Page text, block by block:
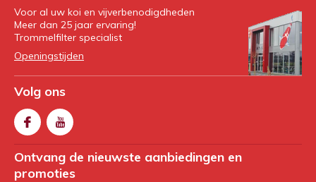
Voor al uw koi en vijverbenodigdheden
Meer dan 25 jaar ervaring!
Trommelfilter specialist
Openingstijden
Volg ons
Ontvang de nieuwste aanbiedingen en
promoties